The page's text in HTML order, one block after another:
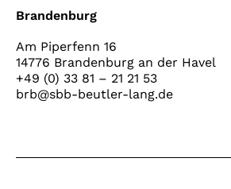
Brandenburg
Am Piperfenn 16
14776 Brandenburg an der Havel
+49 (0) 33 81 – 21 21 53
brb@sbb-beutler-lang.de